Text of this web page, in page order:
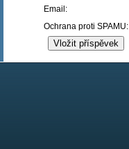
Email:
Ochrana proti SPAMU: